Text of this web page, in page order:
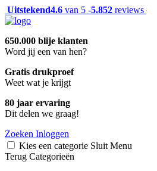
Uitstekend4.6 van 5 -5.852 reviews
650.000 blije klanten
Word jij een van hen?
Gratis drukproef
Weet wat je krijgt
80 jaar ervaring
Dit delen we graag!
Zoeken Inloggen
Kies een categorie Sluit Menu
Terug Categorieën